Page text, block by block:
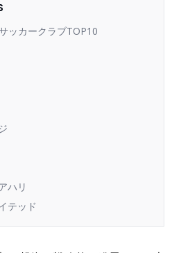
ッカークラブTOP10
ハリ
テッド